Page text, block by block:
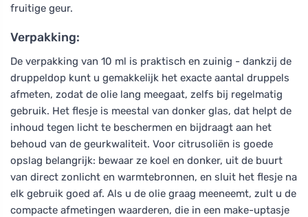
fruitige geur.
Verpakking:
De verpakking van 10 ml is praktisch en zuinig - dankzij de
druppeldop kunt u gemakkelijk het exacte aantal druppels
afmeten, zodat de olie lang meegaat, zelfs bij regelmatig
gebruik. Het flesje is meestal van donker glas, dat helpt de
inhoud tegen licht te beschermen en bijdraagt aan het
behoud van de geurkwaliteit. Voor citrusoliën is goede
opslag belangrijk: bewaar ze koel en donker, uit de buurt
van direct zonlicht en warmtebronnen, en sluit het flesje na
elk gebruik goed af. Als u de olie graag meeneemt, zult u de
compacte afmetingen waarderen, die in een make-uptasje